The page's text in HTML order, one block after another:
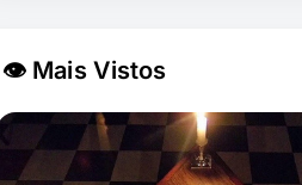
👁 Mais Vistos